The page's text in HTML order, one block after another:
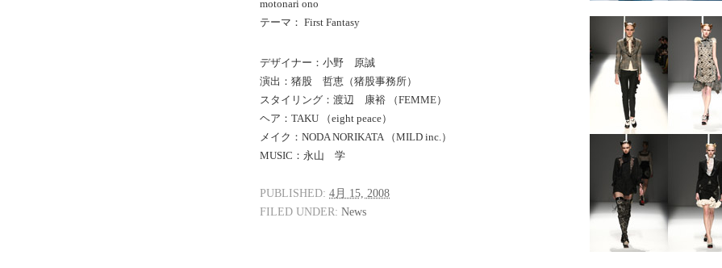
motonari ono
テーマ： First Fantasy
デザイナー：小野 原誠
演出：猪股 哲恵（猪股事務所）
スタイリング：渡辺 康裕 （FEMME）
ヘア：TAKU （eight peace）
メイク：NODA NORIKATA （MILD inc.）
MUSIC：永山 学
PUBLISHED: 4月 15, 2008
FILED UNDER: News